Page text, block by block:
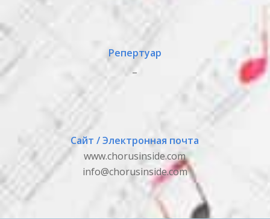
Репертуар
_
Сайт / Электронная почта
www.chorusinside.com
info@chorusinside.com